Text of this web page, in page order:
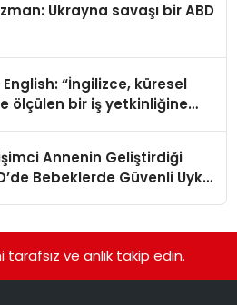
Ukrayna savaşı bir ABD
“İngilizce, küresel
ölçülen bir iş yetkinliğine
Annenin Geliştirdiği
Bebeklerde Güvenli Uyku
tarafsız ve anlık takip edin.